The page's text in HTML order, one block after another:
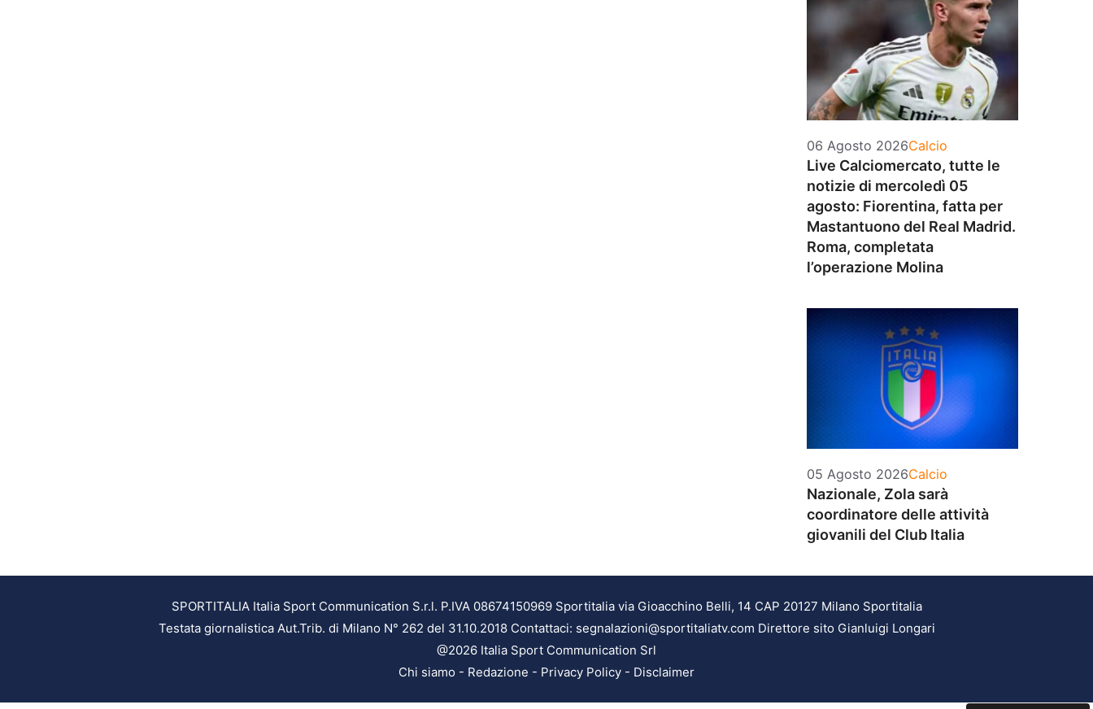
06 Agosto 2026Categorie
Calcio
Live Calciomercato, tutte le
notizie di mercoledì 05
agosto: Fiorentina, fatta per
Mastantuono del Real Madrid.
Roma, completata
l’operazione Molina
05 Agosto 2026Categorie
Calcio
Nazionale, Zola sarà
coordinatore delle attività
giovanili del Club Italia
SPORTITALIA Italia Sport Communication S.r.l. P.IVA 08674150969 Sportitalia via Gioacchino Belli, 14 CAP 20127 Milano Sportitalia
Testata giornalistica Aut.Trib. di Milano N° 262 del 31.10.2018 Contattaci: segnalazioni@sportitaliatv.com Direttore sito Gianluigi Longari
@2026 Italia Sport Communication Srl
Chi siamo - Redazione - Privacy Policy - Disclaimer